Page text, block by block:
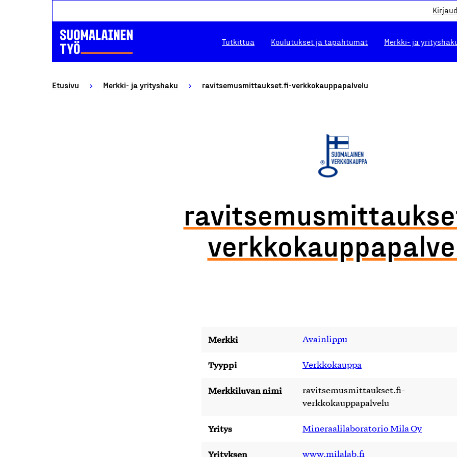
Tutkittua Koulutukset ja tapahtumat Merkki- ja
Etusivu Merkki- ja yrityshaku ravitsemusmittaukset.fi-verkkokauppapalvelu
Merkki Avainlippu
Tyyppi Verkkokauppa
Merkkiluvan nimi
ravitsemusmittaukset.fi-
verkkokauppapalvelu
Yritys Mineraalilaboratorio Mila Oy
Yrityksen www.milalab.fi